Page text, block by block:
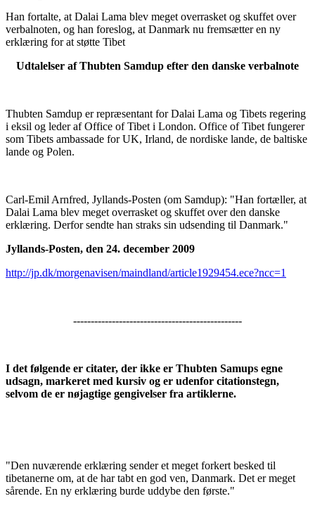
Han fortalte, at Dalai Lama blev meget overrasket og skuffet over
verbalnoten, og han foreslog, at Danmark nu fremsætter en ny
erklæring for at støtte Tibet
Udtalelser af Thubten Samdup efter den danske verbalnote
Thubten Samdup er repræsentant for Dalai Lama og Tibets regering
i eksil og leder af Office of Tibet i London. Office of Tibet fungerer
som Tibets ambassade for UK, Irland, de nordiske lande, de baltiske
lande og Polen.
Carl-Emil Arnfred, Jyllands-Posten (om Samdup): "Han fortæller, at
Dalai Lama blev meget overrasket og skuffet over den danske
erklæring. Derfor sendte han straks sin udsending til Danmark."
Jyllands-Posten, den 24. december 2009
http://jp.dk/morgenavisen/maindland/article1929454.ece?ncc=1
------------------------------------------------
I det følgende er citater, der ikke er Thubten Samups egne
udsagn, markeret med kursiv og er udenfor citationstegn,
selvom de er nøjagtige gengivelser fra artiklerne.
"Den nuværende erklæring sender et meget forkert besked til
tibetanerne om, at de har tabt en god ven, Danmark. Det er meget
sårende. En ny erklæring burde uddybe den første."